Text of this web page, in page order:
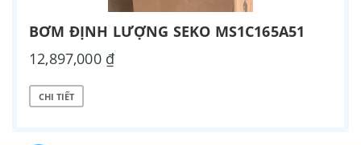
BƠM ĐỊNH LƯỢNG SEKO MS1C165A51
12,897,000 ₫
CHI TIẾT